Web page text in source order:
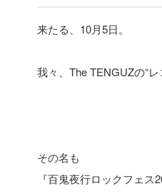
来たる、10月5日。
我々、The TENGUZの“
その名も
『百鬼夜行ロックフェス